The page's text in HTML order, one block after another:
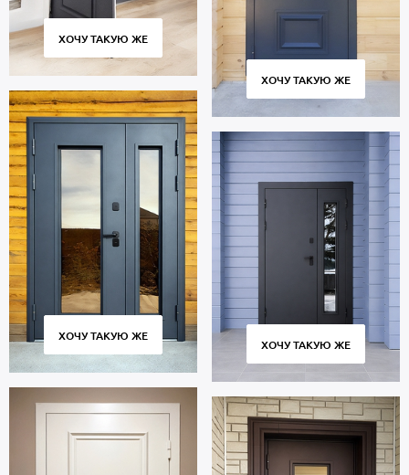
ХОЧУ ТАКУЮ ЖЕ
ХОЧУ ТАКУЮ ЖЕ
ХОЧУ ТАКУЮ ЖЕ
ХОЧУ ТАКУЮ ЖЕ